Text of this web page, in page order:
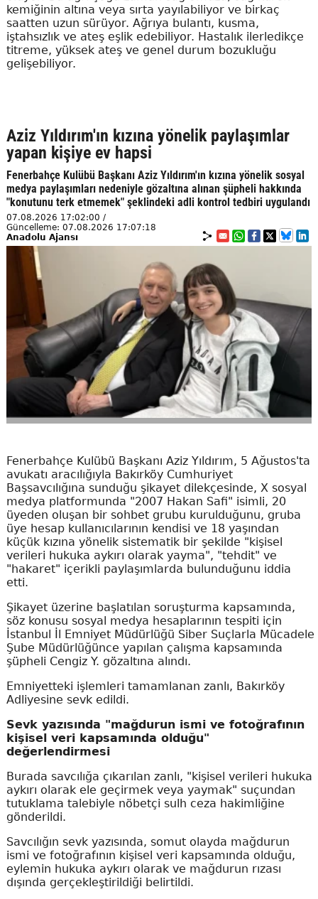
kemiğinin altına veya sırta yayılabiliyor ve birkaç
saatten uzun sürüyor. Ağrıya bulantı, kusma,
iştahsızlık ve ateş eşlik edebiliyor. Hastalık ilerledikçe
titreme, yüksek ateş ve genel durum bozukluğu
gelişebiliyor.
Aziz Yıldırım'ın kızına yönelik paylaşımlar
yapan kişiye ev hapsi
Fenerbahçe Kulübü Başkanı Aziz Yıldırım'ın kızına yönelik sosyal
medya paylaşımları nedeniyle gözaltına alınan şüpheli hakkında
"konutunu terk etmemek" şeklindeki adli kontrol tedbiri uygulandı
07.08.2026 17:02:00 /
Güncelleme: 07.08.2026 17:07:18
Anadolu Ajansı
Fenerbahçe Kulübü Başkanı Aziz Yıldırım, 5 Ağustos'ta
avukatı aracılığıyla Bakırköy Cumhuriyet
Başsavcılığına sunduğu şikayet dilekçesinde, X sosyal
medya platformunda "2007 Hakan Safi" isimli, 20
üyeden oluşan bir sohbet grubu kurulduğunu, gruba
üye hesap kullanıcılarının kendisi ve 18 yaşından
küçük kızına yönelik sistematik bir şekilde "kişisel
verileri hukuka aykırı olarak yayma", "tehdit" ve
"hakaret" içerikli paylaşımlarda bulunduğunu iddia
etti.
Şikayet üzerine başlatılan soruşturma kapsamında,
söz konusu sosyal medya hesaplarının tespiti için
İstanbul İl Emniyet Müdürlüğü Siber Suçlarla Mücadele
Şube Müdürlüğünce yapılan çalışma kapsamında
şüpheli Cengiz Y. gözaltına alındı.
Emniyetteki işlemleri tamamlanan zanlı, Bakırköy
Adliyesine sevk edildi.
Sevk yazısında "mağdurun ismi ve fotoğrafının
kişisel veri kapsamında olduğu"
değerlendirmesi
Burada savcılığa çıkarılan zanlı, "kişisel verileri hukuka
aykırı olarak ele geçirmek veya yaymak" suçundan
tutuklama talebiyle nöbetçi sulh ceza hakimliğine
gönderildi.
Savcılığın sevk yazısında, somut olayda mağdurun
ismi ve fotoğrafının kişisel veri kapsamında olduğu,
eylemin hukuka aykırı olarak ve mağdurun rızası
dışında gerçekleştirildiği belirtildi.